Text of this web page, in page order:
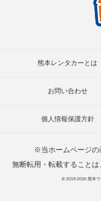
熊本レンタカーとは
お問い合わせ
個人情報保護方針
※当ホームページの
無断転用・転載することは
© 2019-2026 熊本で